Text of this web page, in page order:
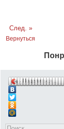
След. »
Вернуться
Поделиться…